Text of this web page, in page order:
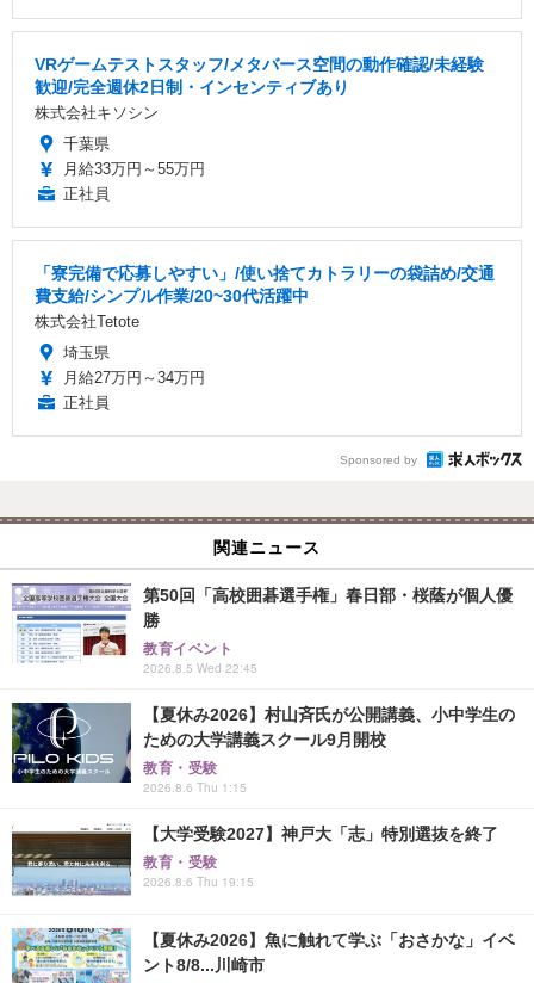
VRゲームテストスタッフ/メタバース空間の動作確認/未経験
歓迎/完全週休2日制・インセンティブあり
株式会社キソシン
千葉県
月給33万円～55万円
正社員
「寮完備で応募しやすい」/使い捨てカトラリーの袋詰め/交通
費支給/シンプル作業/20~30代活躍中
株式会社Tetote
埼玉県
月給27万円～34万円
正社員
Sponsored by
関連ニュース
第50回「高校囲碁選手権」春日部・桜蔭が個人優
勝
教育イベント
2026.8.5 Wed 22:45
【夏休み2026】村山斉氏が公開講義、小中学生の
ための大学講義スクール9月開校
教育・受験
2026.8.6 Thu 1:15
【大学受験2027】神戸大「志」特別選抜を終了
教育・受験
2026.8.6 Thu 19:15
【夏休み2026】魚に触れて学ぶ「おさかな」イベ
ント8/8...川崎市